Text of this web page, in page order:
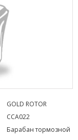
GOLD ROTOR
CCA022
Барабан тормозной